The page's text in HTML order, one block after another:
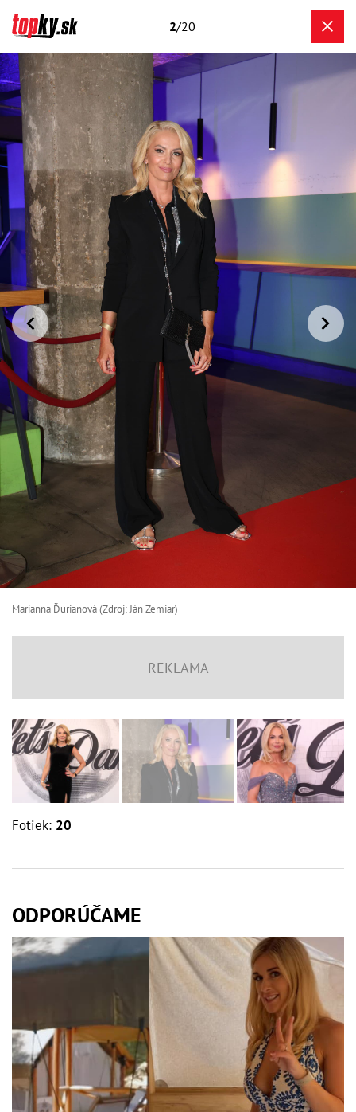
2/20
Marianna Ďurianová (Zdroj: Ján Zemiar)
Fotiek: 20
ODPORÚČAME